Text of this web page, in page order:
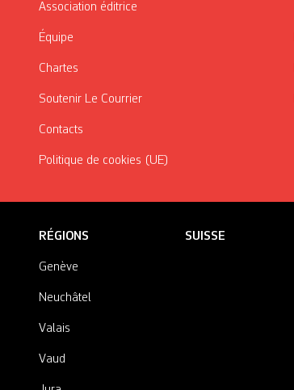
Association éditrice
Équipe
Chartes
Soutenir Le Courrier
Contacts
Politique de cookies (UE)
RÉGIONS
Genève
Neuchâtel
Valais
Vaud
SUISSE